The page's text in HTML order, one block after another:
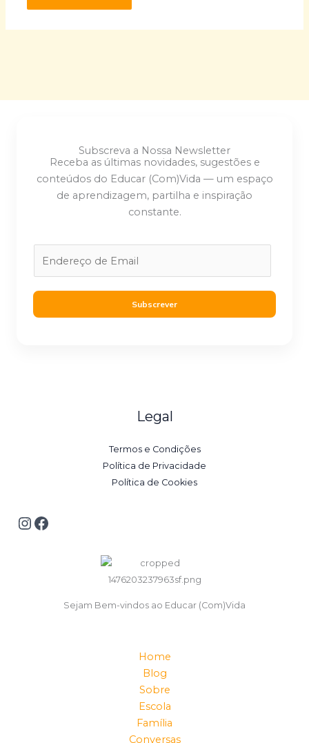
Subscreva a Nossa Newsletter
Receba as últimas novidades, sugestões e
conteúdos do Educar (Com)Vida — um espaço
de aprendizagem, partilha e inspiração
constante.
l
Subscrever
Legal
Termos e Condições
Política de Privacidade
Política de Cookies
Sejam Bem-vindos ao Educar (Com)Vida
Home
Blog
Sobre
Escola
Família
Conversas